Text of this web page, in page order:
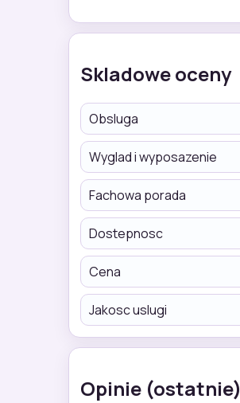
Skladowe oceny
Obsluga
Wyglad i wyposazenie
Fachowa porada
Dostepnosc
Cena
Jakosc uslugi
Opinie (ostatnie)